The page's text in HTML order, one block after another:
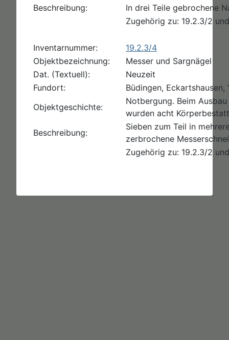
Beschreibung:
In drei Teile gebrochene
Zugehörig zu: 19.2.3/2
Inventarnummer:
19.2.3/4
Objektbezeichnung:
Messer und Sargnägel
Dat. (Textuell):
Neuzeit
Fundort:
Büdingen, Eckartshausen,
Objektgeschichte:
Notbergung. Beim
wurden acht
Beschreibung:
Sieben zum Teil in
zerbrochene
Zugehörig zu: 19.2.3/2